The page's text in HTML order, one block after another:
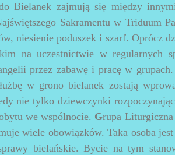
Bielanek zajmują się między
Sakramentu w Triduum
niesienie poduszek i szarf. Oprócz
na uczestnictwie w regularnych
przez zabawę i pracę w
w grono bielanek zostają
nie tylko dziewczynki
we wspólnocie. Grupa
wiele obowiązków. Taka osoba
bielańskie. Bycie na tym